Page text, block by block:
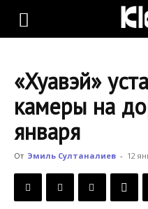
KLOOP.KG
Новости
Кыргызстана
«Хуавэй»
камеры на
января
От Эмиль Султаналиев - 12